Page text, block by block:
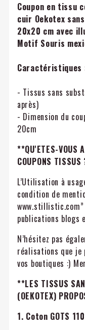
Coupon en tissu
cuir Oekotex
20x20 cm avec
Motif Souris
Caractéristiques
- Tissus sans
après)
- Dimension du
20cm
**QU'ETES-VOUS
COUPONS TISSUS
L’Utilisation à
condition de
publications blogs
N’hésitez pas
réalisations que je
vos boutiques :)
**LES TISSUS
(OEKOTEX)
1. Coton GOTS